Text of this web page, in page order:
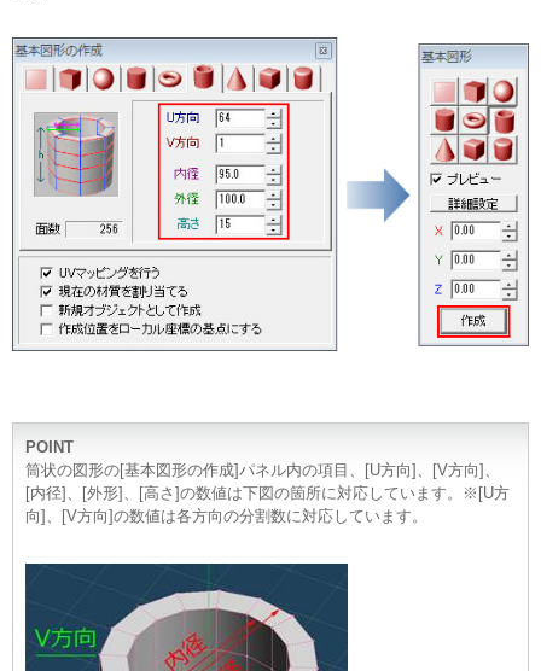
POINT
筒状の図形の[基本図形の作成]パネル内の項目、[U方向]、[V方向]、
[内径]、[外形]、[高さ]の数値は下図の箇所に対応しています。※[U方
向]、[V方向]の数値は各方向の分割数に対応しています。